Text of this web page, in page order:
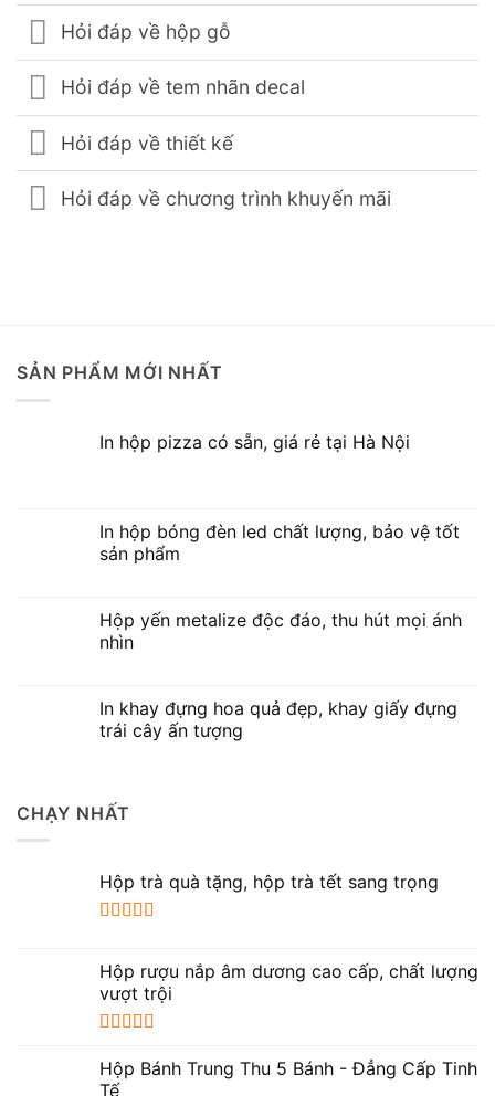
Hỏi đáp về hộp gỗ
Hỏi đáp về tem nhãn decal
Hỏi đáp về thiết kế
Hỏi đáp về chương trình khuyến mãi
SẢN PHẨM MỚI NHẤT
In hộp pizza có sẵn, giá rẻ tại Hà Nội
In hộp bóng đèn led chất lượng, bảo vệ tốt
sản phẩm
Hộp yến metalize độc đáo, thu hút mọi ánh
nhìn
In khay đựng hoa quả đẹp, khay giấy đựng
trái cây ấn tượng
CHẠY NHẤT
Hộp trà quà tặng, hộp trà tết sang trọng
sao
Hộp rượu nắp âm dương cao cấp, chất lượng
vượt trội
hạng 5.005
sao
Hộp Bánh Trung Thu 5 Bánh - Đẳng Cấp Tinh
Tế